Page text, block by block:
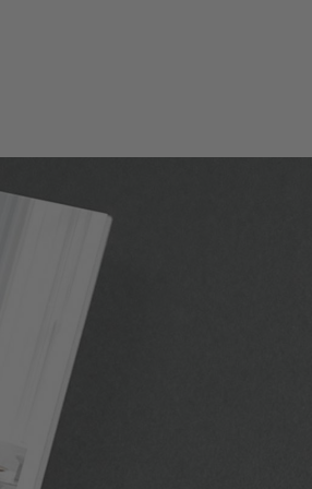
KOSTENLOS ANFORDERN!
Spielgefühl Sie lieben!
Ihnen eine wertvolle
eines Flügels oder Klaviers.